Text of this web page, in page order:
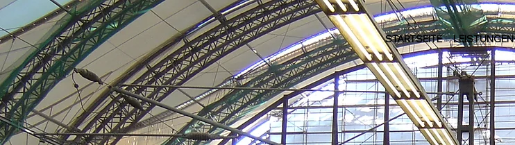
STARTSEITE LEISTUNGEN